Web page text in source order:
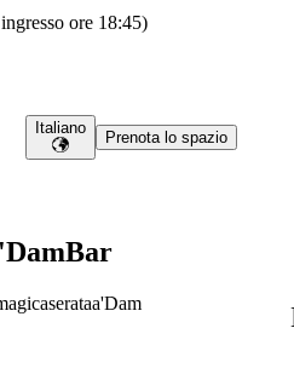
ore 18:45)
Italiano
Prenota lo spazio
'DamBar
serataa'Dam